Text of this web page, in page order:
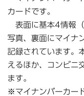
カードです。
表面に基本4情報（
写真、裏面にマイナ
記録されています。
えるほか、コンビニ
ます。
※マイナンバーカー